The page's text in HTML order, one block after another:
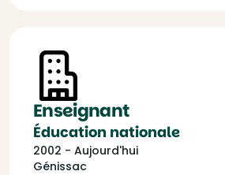
Enseignant
Éducation nationale
2002 - Aujourd'hui
Génissac